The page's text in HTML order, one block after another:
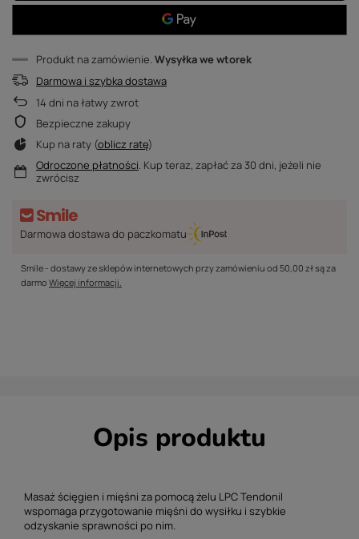
Produkt na zamówienie Wysyłkawe wtorek
Darmowa i szybka dostawa
14 dni na łatwy zwrot
Bezpieczne zakupy
Kup na raty (oblicz ratę)
Odroczone płatności. Kup teraz, zapłać za 30 dni, jeżeli nie
zwrócisz
Darmowa dostawa do paczkomatu
Smile - dostawy ze sklepów internetowych przy zamówieniu od 50,00 złsą za
darmo Więcej informacji.
Opis produktu
Masaż ścięgien i mięśni za pomocą żelu LPC Tendonil
wspomaga przygotowanie mięśni do wysiłku i szybkie
odzyskanie sprawności po nim.